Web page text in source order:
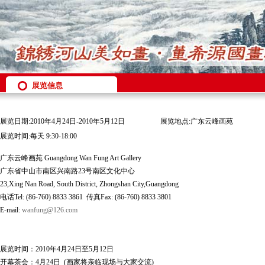
展览信息
展览日期:2010年4月24日-2010年5月12日
展览地点:广东云峰画苑
展览时间:每天 9:30-18:00
广东云峰画苑 Guangdong Wan Fung Art Gallery
广东省中山市南区兴南路23号南区文化中心
23,Xing Nan Road, South District, Zhongshan City,Guangdong
电话Tel: (86-760) 8833 3861 传真Fax: (86-760) 8833 3801
E-mail: wanfung@126.com
展览时间：2010年4月24日至5月12日
开幕茶会：4月24日 (画家将亲临现场与大家交流)